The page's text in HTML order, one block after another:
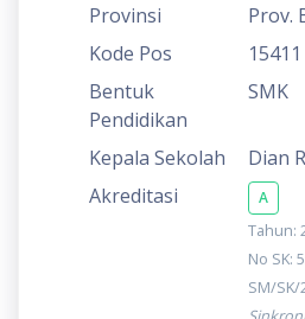
Provinsi
Prov.
Kode Pos
15411
Bentuk
Pendidikan
SMK
Kepala Sekolah
Dian
Akreditasi
A
Tahun:
No SK:
SM/SK/